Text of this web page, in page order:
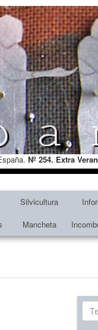
Nº 254. Extra
Silvicultura
Mancheta
Texto